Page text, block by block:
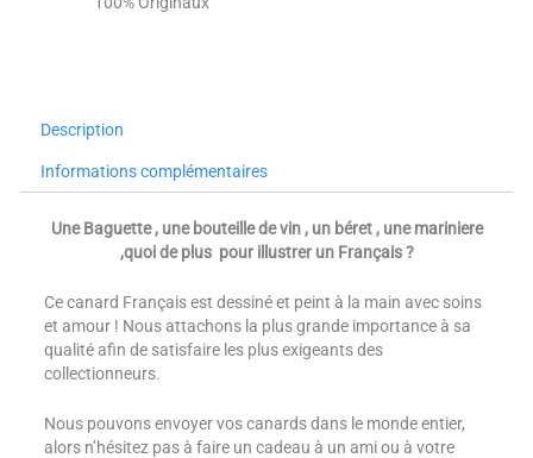
Description
Informations complémentaires
Une Baguette , une bouteille de vin , un béret , une mariniere
,quoi de plus pour illustrer un Français ?
Ce canard Français est dessiné et peint à la main avec soins
et amour ! Nous attachons la plus grande importance à sa
qualité afin de satisfaire les plus exigeants des
collectionneurs.
Nous pouvons envoyer vos canards dans le monde entier,
alors n’hésitez pas à faire un cadeau à un ami ou à votre